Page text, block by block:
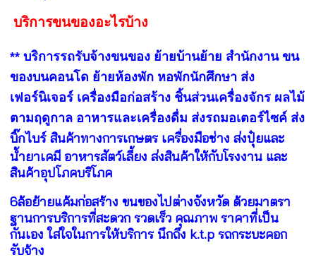
บริการขนของอะไรบ้าง
** บริการรถรับจ้างขนของ ย้ายบ้านย้าย สำนักงาน ขน
ของบนคอนโด ย้ายห้องพัก หอพักนักศึกษา ส่ง
เฟอร์นิเจอร์ เครื่องมือก่อสร้าง ชิ้นส่วนเครื่องจักร ผลไม้
ตามฤดูกาล อาหารและเครื่องดื่ม ส่งรถมอเตอร์ไซค์ ส่ง
บิ๊กไบร์สินค้าทางการเกษตร เครื่องมือช่าง ส่งปุ๋ยและ
น้ำยาเคมี อาหารสัตว์เลี้ยง ส่งสินค้าให้กับโรงงาน และ
สินค้าอุปโภคบริโภค
6ล้อย้ายแค้มก่อสร้าง ขนของไปต่างจังหวัด ด้วยมาตรา
ฐานการบริการที่สะดวก รวดเร็ว คุณภาพ ราคาที่เป็น
กันเอง ใส่ใจในการให้บริการ นึกถึง k.t.p รถกระบะคอก
รับจ้าง